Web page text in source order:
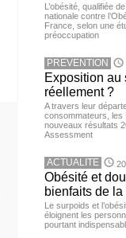
L’obésité, qualifiée
nationale contre
France, selon une
préoccupation
PREVENTION
Exposition au
réellement ?
A travers leur
consommateurs, les
nouveaux résultats
Assessment
ACTUALITE
Obésité et
bienfaits de
Le surpoids et
éloignent les
pourtant